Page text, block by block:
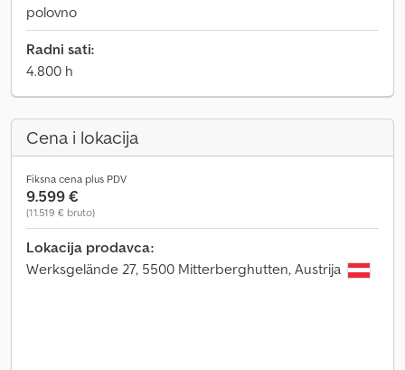
polovno
Radni sati:
4.800 h
Cena i lokacija
Fiksna cena plus PDV
9.599 €
(11.519 € bruto)
Lokacija prodavca:
Werksgelände 27, 5500 Mitterberghutten, Austrija